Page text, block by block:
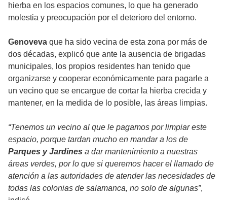
hierba en los espacios comunes, lo que ha generado
molestia y preocupación por el deterioro del entorno.
Genoveva que ha sido vecina de esta zona por más de
dos décadas, explicó que ante la ausencia de brigadas
municipales, los propios residentes han tenido que
organizarse y cooperar económicamente para pagarle a
un vecino que se encargue de cortar la hierba crecida y
mantener, en la medida de lo posible, las áreas limpias.
“Tenemos un vecino al que le pagamos por limpiar este
espacio, porque tardan mucho en mandar a los de
Parques y Jardines a dar mantenimiento a nuestras
áreas verdes, por lo que si queremos hacer el llamado de
atención a las autoridades de atender las necesidades de
todas las colonias de salamanca, no solo de algunas”,